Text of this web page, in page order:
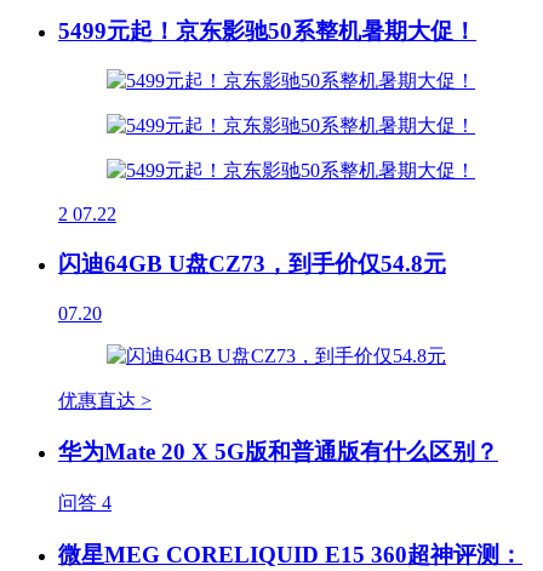
5499元起！京东影驰50系整机暑期大促！
2 07.22
闪迪64GB U盘CZ73，到手价仅54.8元
07.20
优惠直达 >
华为Mate 20 X 5G版和普通版有什么区别？
问答 4
微星MEG CORELIQUID E15 360超神评测：